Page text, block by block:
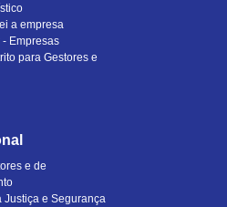
a empresa
Empresas
para Gestores e
e de
Justiça e Segurança